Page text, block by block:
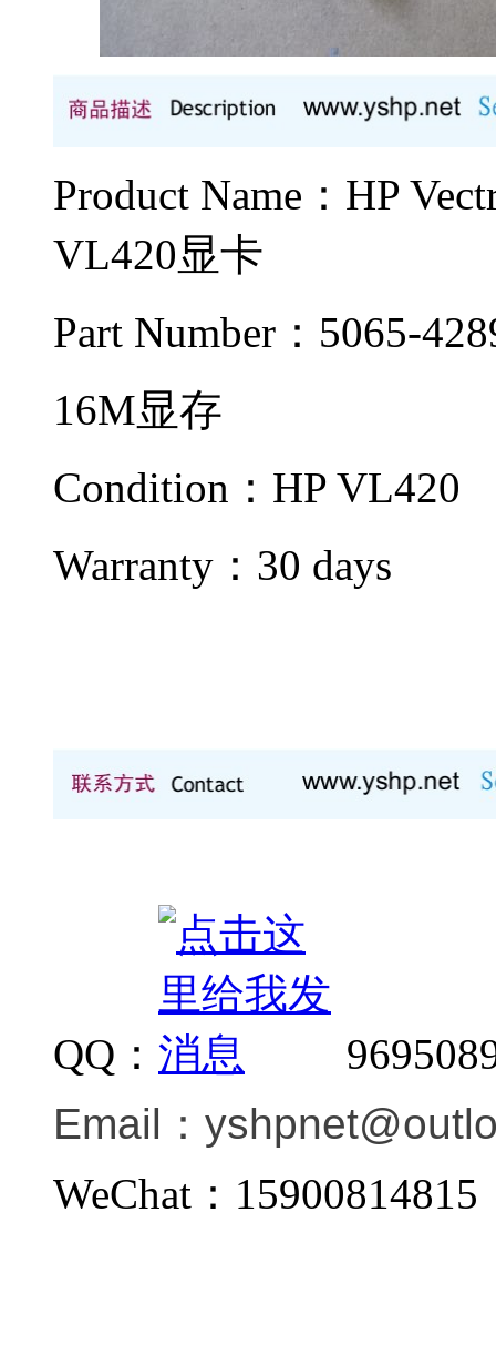
Product Name：HP
VL420显卡
Part Number：5065-
16M显存
Condition： HP VL420
Warranty： 30 days
QQ：
Email：
WeChat：